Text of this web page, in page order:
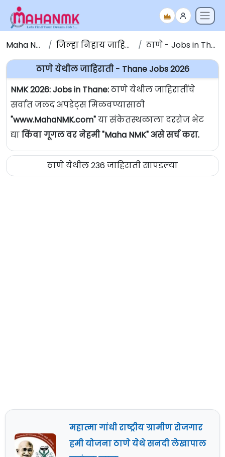
Maha NMK जिल्हा निहाय जाहिराती ठाणे - Jobs in Thane
ठाणे येथील जाहिराती - Thane Jobs 2026
NMK 2026: Jobs in Thane:ठाणे येथील जाहिरातींचे
सर्वात जलद अपडेट्स मिळवण्यासाठी
"www.MahaNMK.com"या संकेतस्थळाला दररोज भेट
द्याकिंवा गूगल वर नेहमी "Maha NMK" असे सर्च करा.
ठाणे येथील 236 जाहिराती सापडल्या
महात्मा गांधी राष्ट्रीय ग्रामीण रोजगार
हमी योजना ठाणे येथे सनदी लेखापाल